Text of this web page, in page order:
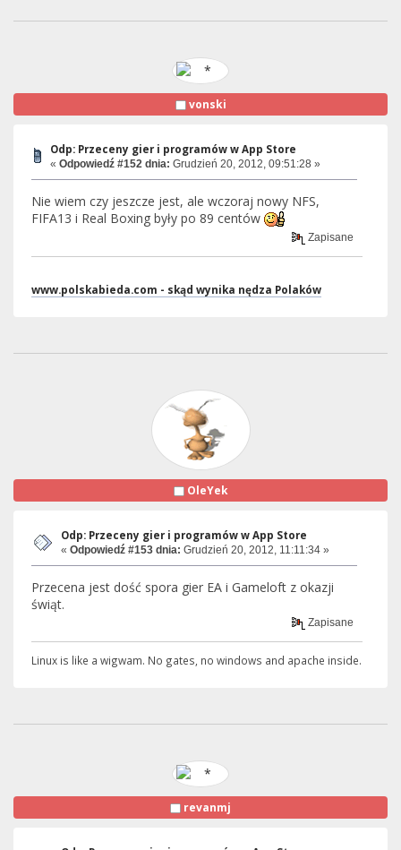
vonski
Odp: Przeceny gier i programów w App Store
« Odpowiedź #152 dnia: Grudzień 20, 2012, 09:51:28 »
Nie wiem czy jeszcze jest, ale wczoraj nowy NFS,
FIFA13 i Real Boxing były po 89 centów
Zapisane
www.polskabieda.com - skąd wynika nędza Polaków
OleYek
Odp: Przeceny gier i programów w App Store
« Odpowiedź #153 dnia: Grudzień 20, 2012, 11:11:34 »
Przecena jest dość spora gier EA i Gameloft z okazji
świąt.
Zapisane
Linux is like a wigwam. No gates, no windows and apache inside.
revanmj